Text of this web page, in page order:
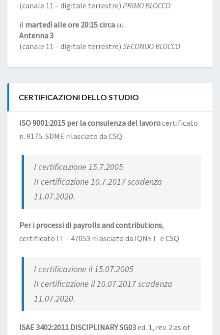
(canale 11 – digitale terrestre) PRIMO BLOCCO
il martedì alle ore 20:15 circasu
Antenna 3
(canale 11 – digitale terrestre) SECONDO BLOCCO
CERTIFICAZIONI DELLO STUDIO
ISO 9001:2015 per la consulenza del lavorocertificato
n. 9175. SDME rilasciato da CSQ.
I certificazione 15.7.2005
II certificazione 10.7.2017 scadenza
11.07.2020.
Per i processi di payrolls and contributions,
certificato IT – 47053 rilasciato da IQNET e CSQ
I certificazione il 15.07.2005
II certificazione il 10.07.2017 scadenza
11.07.2020.
ISAE 3402:2011 DISCIPLINARY SG03ed. 1, rev. 2 as of